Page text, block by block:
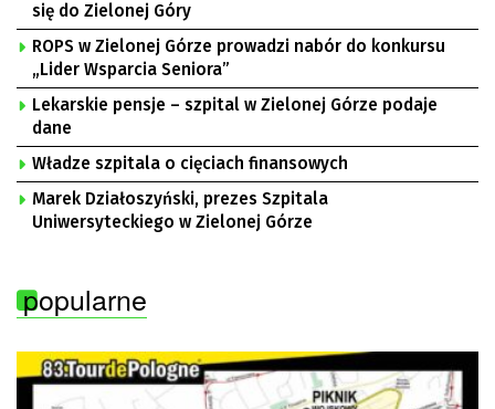
się do Zielonej Góry
ROPS w Zielonej Górze prowadzi nabór do konkursu
„Lider Wsparcia Seniora”
Lekarskie pensje – szpital w Zielonej Górze podaje
dane
Władze szpitala o cięciach finansowych
Marek Działoszyński, prezes Szpitala
Uniwersyteckiego w Zielonej Górze
popularne